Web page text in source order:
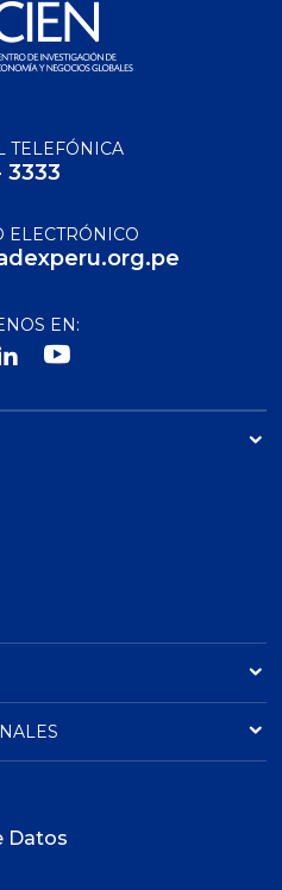
TELEFÓNICA
3333
ELECTRÓNICO
EN:
Datos